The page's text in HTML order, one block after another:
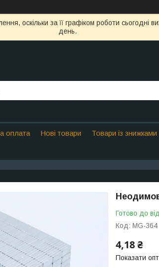
оскільки за її графіком роботи
день.
оплата Нові товари Товари із знижками
Готово до
Код: MG-364
4,18 ₴
Показати